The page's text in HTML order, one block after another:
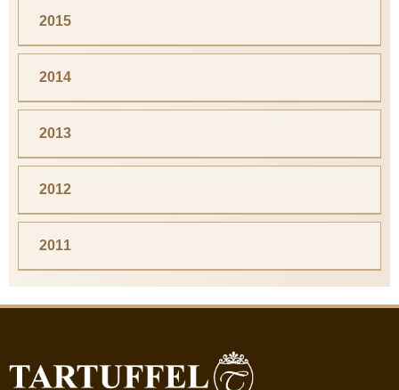
2015
2014
2013
2012
2011